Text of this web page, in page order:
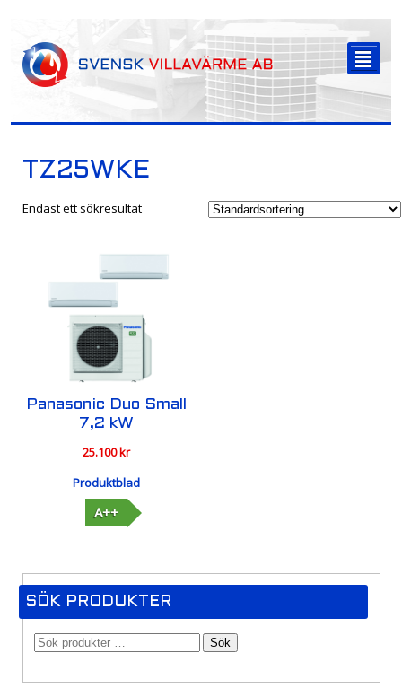
²
TZ25WKE
Endast ett sökresultat
Panasonic Duo Small
7,2 kW
25.100kr
Produktblad
A++
SÖK PRODUKTER
Sök